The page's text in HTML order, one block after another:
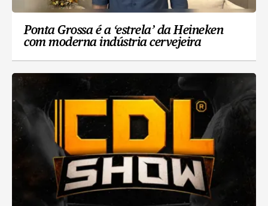
Ponta Grossa é a ‘estrela’ da Heineken
com moderna indústria cervejeira